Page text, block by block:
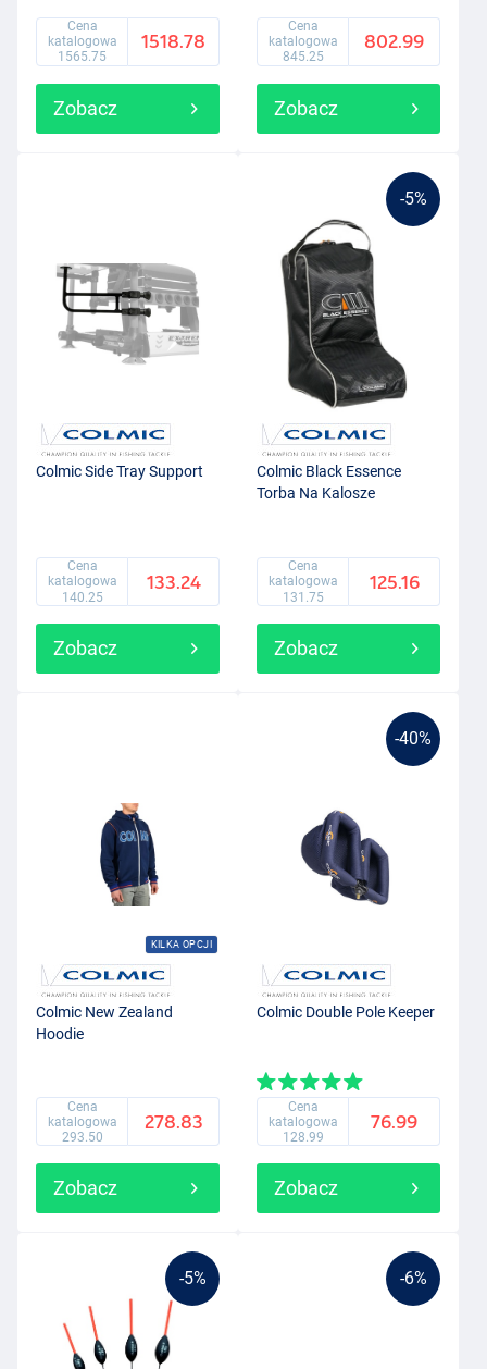
Cena
katalogowa
1565.75
1518.78
Zobacz
Cena
katalogowa
845.25
802.99
Zobacz
Colmic Side Tray Support
Cena
katalogowa
140.25
133.24
Zobacz
-5%
Colmic Black Essence
Torba Na Kalosze
Cena
katalogowa
131.75
125.16
Zobacz
KILKA OPCJI
Colmic New Zealand
Hoodie
Cena
katalogowa
293.50
278.83
Zobacz
-40%
Colmic Double Pole Keeper
Cena
katalogowa
128.99
76.99
Zobacz
-5% -6%